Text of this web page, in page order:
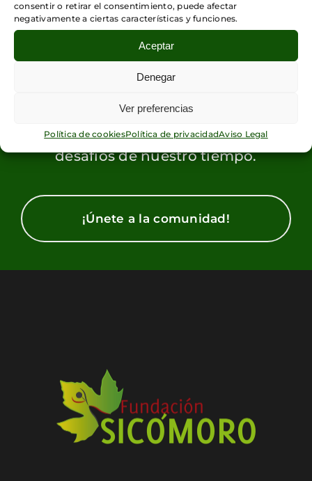
consentir o retirar el consentimiento, puede afectar
negativamente a ciertas características y funciones.
Aceptar
Denegar
Ver preferencias
Política de cookiesPolítica de privacidadAviso Legal
Forma parte de la comunidad
Sicómoro
Recibe nuestras noticias,
eventos que organizamos para
reflexionar juntos sobre los grandes
desafíos de nuestro tiempo.
¡Únete a la comunidad!